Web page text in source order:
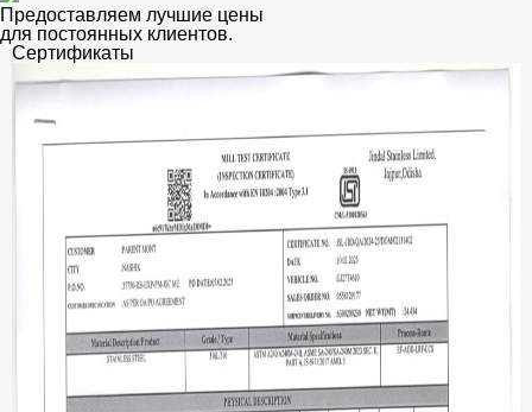
Предоставляем лучшие цены
для постоянных клиентов.
Сертификаты